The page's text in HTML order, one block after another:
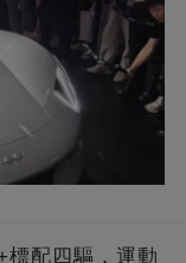
標配四驅，運動